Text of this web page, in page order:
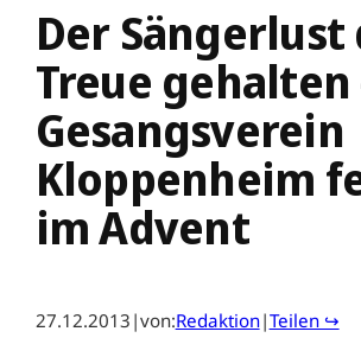
Der Sängerlust
Treue gehalten
Gesangsverein
Kloppenheim
im Advent
27.12.2013 |von:Redaktion|Teilen ↪